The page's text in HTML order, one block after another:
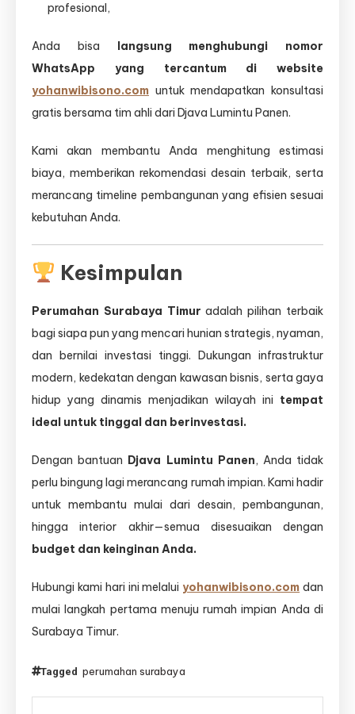
profesional,
Anda bisa langsung menghubungi nomor
WhatsApp yang tercantum di website
yohanwibisono.com untuk mendapatkan konsultasi
gratis bersama tim ahli dari Djava Lumintu Panen.
Kami akan membantu Anda menghitung estimasi
biaya, memberikan rekomendasi desain terbaik, serta
merancang timeline pembangunan yang efisien sesuai
kebutuhan Anda.
Kesimpulan
Perumahan Surabaya Timur adalah pilihan terbaik
bagi siapa pun yang mencari hunian strategis, nyaman,
dan bernilai investasi tinggi. Dukungan infrastruktur
modern, kedekatan dengan kawasan bisnis, serta gaya
hidup yang dinamis menjadikan wilayah ini tempat
ideal untuk tinggal dan berinvestasi.
Dengan bantuan Djava Lumintu Panen, Anda tidak
perlu bingung lagi merancang rumah impian. Kami hadir
untuk membantu mulai dari desain, pembangunan,
hingga interior akhir—semua disesuaikan dengan
budget dan keinginan Anda.
Hubungi kami hari ini melalui yohanwibisono.com dan
mulai langkah pertama menuju rumah impian Anda di
Surabaya Timur.
Tagged perumahan surabaya